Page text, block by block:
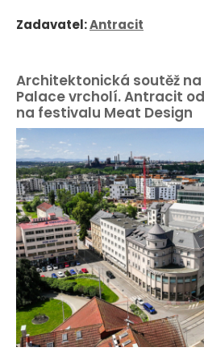
Zadavatel:Antracit
Architektonická soutěž
Palace vrcholí. Antracit
na festivalu Meat Design